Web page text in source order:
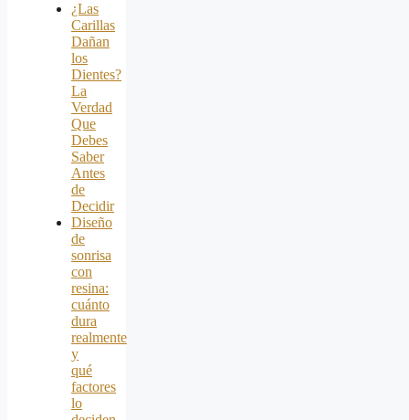
¿Las
Carillas
Dañan
los
Dientes?
La
Verdad
Que
Debes
Saber
Antes
de
Decidir
Diseño
de
sonrisa
con
resina:
cuánto
dura
realmente
y
qué
factores
lo